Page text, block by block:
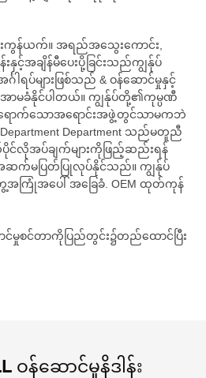
းကွန်ယက်။ အရည်အသွေးကောင်း,
းနှင့်အချိန်မီပေးပို့ခြင်းသည်ကျွန်ုပ်
ပ်များဖြစ်သည် & ဝန်ဆောင်မှုနှင့်
၌အာမခံနိုင်ပါတယ်။ ကျွန်ုပ်တို့၏ကုမ္ပဏီ
ာက်သောအရောင်းအဖွဲ့တွင်သာမကဘဲ
Department Department သည်မတူညီ
လိုအပ်ချက်များကိုဖြည့်ဆည်းရန်
က်မပြတ်ပြုလုပ်နိုင်သည်။ ကျွန်ုပ်
အကြုံအပေါ် အခြေခံ. OEM ထုတ်ကုန်
င်မှုစင်တာကိုပြည်တွင်း၌တည်ထောင်ပြီး
ဝန်ဆောင်မှုနိဒါန်း